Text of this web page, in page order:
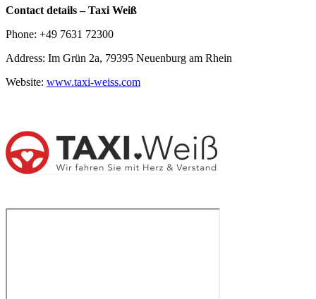
Contact details – Taxi Weiß
Phone: +49 7631 72300
Address: Im Grün 2a, 79395 Neuenburg am Rhein
Website: www.taxi-weiss.com